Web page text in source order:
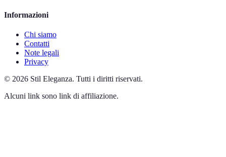
Informazioni
Chi siamo
Contatti
Note legali
Privacy
© 2026 Stil Eleganza. Tutti i diritti riservati.
Alcuni link sono link di affiliazione.